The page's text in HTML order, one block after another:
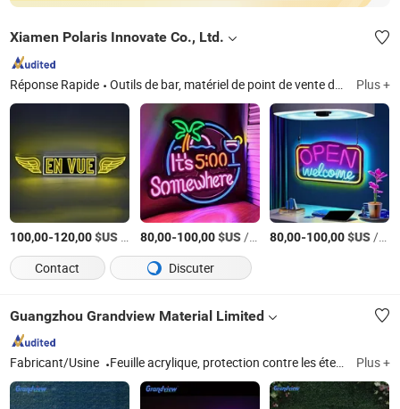
Xiamen Polaris Innovate Co., Ltd.
Réponse Rapide Outils de bar, matériel de point de vente de brasserie, décoration de bar LED, matériaux d'emballage, cadeaux promotionnels Plus +
100,00-120,00$US 80,00-100,00$US/Pièce 80,00-100,00$US/Pièce
Contact
Discuter
Guangzhou Grandview Material Limited
Fabricant/Usine Feuille acrylique, protection contre les éternuements, boîte lumineuse publicitaire, enseigne publicitaire, enseigne à lettres en relief, enseigne de station-service, enseigne pylône, piscine acrylique, aquarium acrylique, feuille de miroir acrylique Plus +